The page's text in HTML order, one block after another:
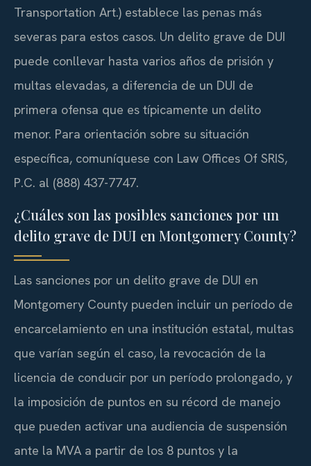
Transportation Art.) establece las penas más
severas para estos casos. Un delito grave de DUI
puede conllevar hasta varios años de prisión y
multas elevadas, a diferencia de un DUI de
primera ofensa que es típicamente un delito
menor. Para orientación sobre su situación
específica, comuníquese con Law Offices Of SRIS,
P.C. al (888) 437-7747.
¿Cuáles son las posibles sanciones por un
delito grave de DUI en Montgomery County?
Las sanciones por un delito grave de DUI en
Montgomery County pueden incluir un período de
encarcelamiento en una institución estatal, multas
que varían según el caso, la revocación de la
licencia de conducir por un período prolongado, y
la imposición de puntos en su récord de manejo
que pueden activar una audiencia de suspensión
ante la MVA a partir de los 8 puntos y la